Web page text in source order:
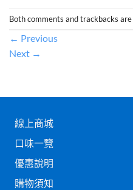
Both comments and trackbacks
← Previous
Next →
線上商城
口味一覽
優惠說明
購物須知